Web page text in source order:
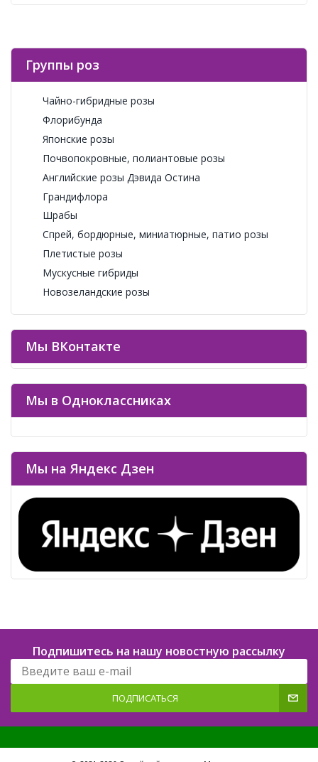
Группы роз
Чайно-гибридные розы
Флорибунда
Японские розы
Почвопокровные, полиантовые розы
Английские розы Дэвида Остина
Грандифлора
Шрабы
Спрей, бордюрные, миниатюрные, патио розы
Плетистые розы
Мускусные гибриды
Новозеландские розы
Мы ВКонтакте
Мы в Одноклассниках
Мы на Яндекс Дзен
Подпишитесь на нашу новостную рассылку
ПОДПИСАТЬСЯ